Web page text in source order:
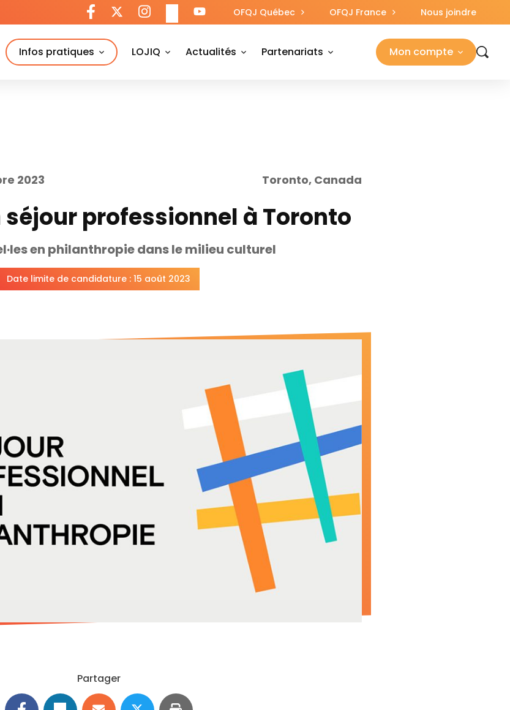
OFQJ Québec OFQJ France Nous joindre
Infos pratiques LOJIQ Actualités Partenariats Mon compte
2023 Toronto, Canada
professionnel à Toronto
en philanthropie dans le milieu culturel
Date limite de candidature : 15 août 2023
Partager